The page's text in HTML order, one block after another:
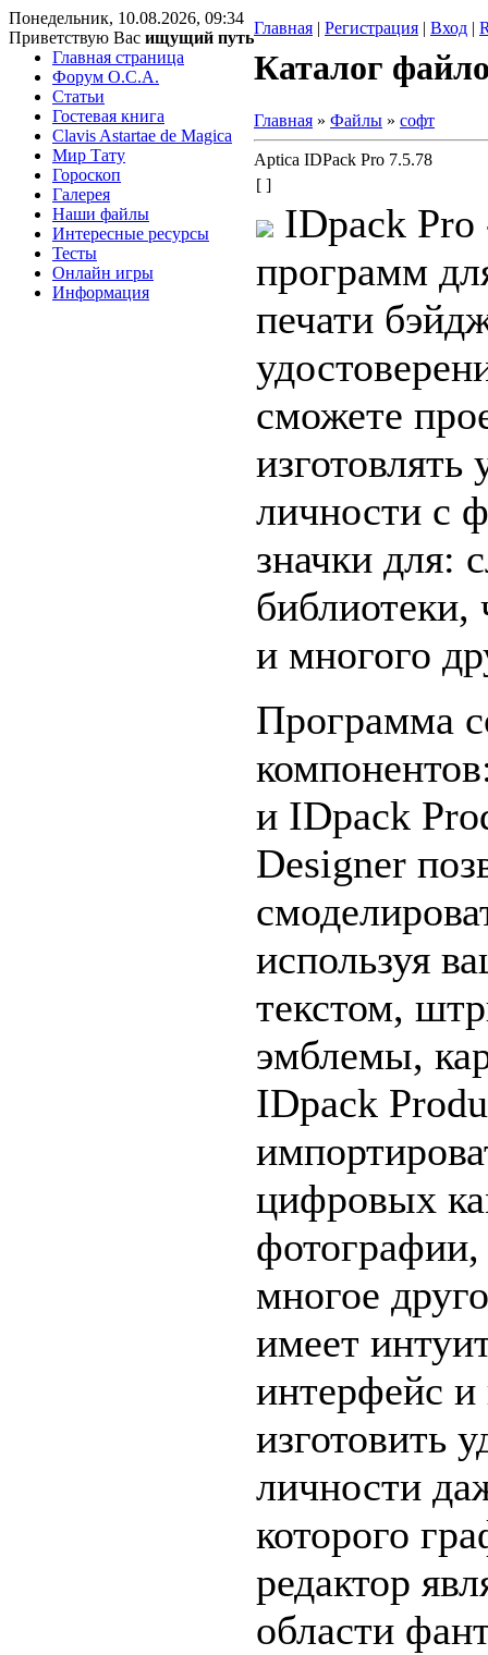
Понедельник, 10.08.2026, 09:34
Приветствую Вас ищущий путь
Главная | Регистрация | Вход |
Главная страница
Форум O.C.A.
Статьи
Гостевая книга
Clavis Astartae de Magica
Мир Тату
Гороскоп
Галерея
Наши файлы
Интересные ресурсы
Тесты
Онлайн игры
Информация
Каталог
Главная » Файлы » софт
Aptica IDPack Pro 7.5.78
[ ]
IDpack
программ
печати
сможете
изготовлять
личности с
значки для:
библиотеки,
и многого
Программа
и IDpack
Designer
используя
текстом,
эмблемы,
IDpack
цифровых
многое
имеет
интерфейс и
изготовить
личности
которого
редактор
области